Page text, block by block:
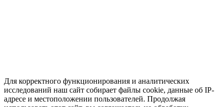
Для корректного функционирования и аналитических
исследований наш сайт собирает файлы cookie, данные об IP-
адресе и местоположении пользователей. Продолжая